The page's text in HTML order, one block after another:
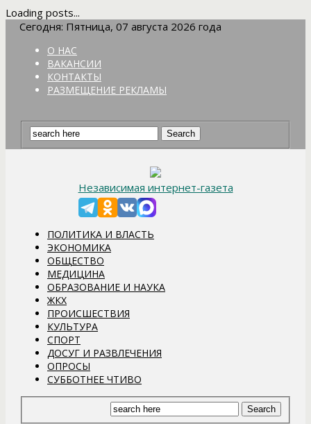
Loading posts...
Сегодня: Пятница, 07 августа 2026 года
О НАС
ВАКАНСИИ
КОНТАКТЫ
РАЗМЕЩЕНИЕ РЕКЛАМЫ
Независимая интернет-газета
ПОЛИТИКА И ВЛАСТЬ
ЭКОНОМИКА
ОБЩЕСТВО
МЕДИЦИНА
ОБРАЗОВАНИЕ И НАУКА
ЖКХ
ПРОИСШЕСТВИЯ
КУЛЬТУРА
СПОРТ
ДОСУГ И РАЗВЛЕЧЕНИЯ
ОПРОСЫ
СУББОТНЕЕ ЧТИВО